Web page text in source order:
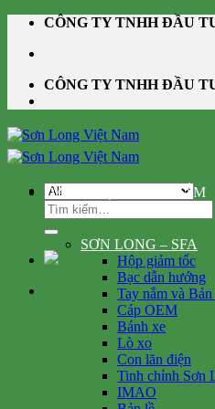
Skip
content
CÔNG TY TNHH ĐẦU
CÔNG TY TNHH ĐẦU
Tìm
kiếm:
DANH MỤC SẢN PHẨM
SƠN LONG – SFA
Hộp giảm tốc
Bạc dẫn hướng
Tay nắm và Bản
Cáp OEM
Bánh xe
Lò xo
Con lăn điện
Tinh chỉnh Sơn
IMAO